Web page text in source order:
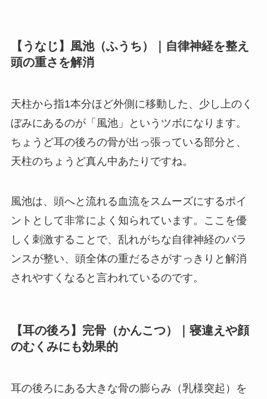
【うなじ】風池（ふうち）｜自律神経を整え
頭の重さを解消
天柱から指1本分ほど外側に移動した、少し上のく
ぼみにあるのが「風池」というツボになります。
ちょうど耳の後ろの骨が出っ張っている部分と、
天柱のちょうど真ん中あたりですね。
風池は、頭へと流れる血流をスムーズにするポイ
ントとして非常によく知られています。ここを優
しく刺激することで、乱れがちな自律神経のバラ
ンスが整い、頭全体の重だるさがすっきりと解消
されやすくなると言われているのです。
【耳の後ろ】完骨（かんこつ）｜寝違えや顔
のむくみにも効果的
耳の後ろにある大きな骨の膨らみ（乳様突起）を